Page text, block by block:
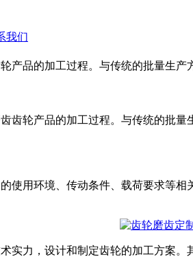
我们
产品的加工过程。与传统的批量生
齿轮产品的加工过程。与传统的批
使用环境、传动条件、载荷要求等
实力，设计和制定齿轮的加工方案